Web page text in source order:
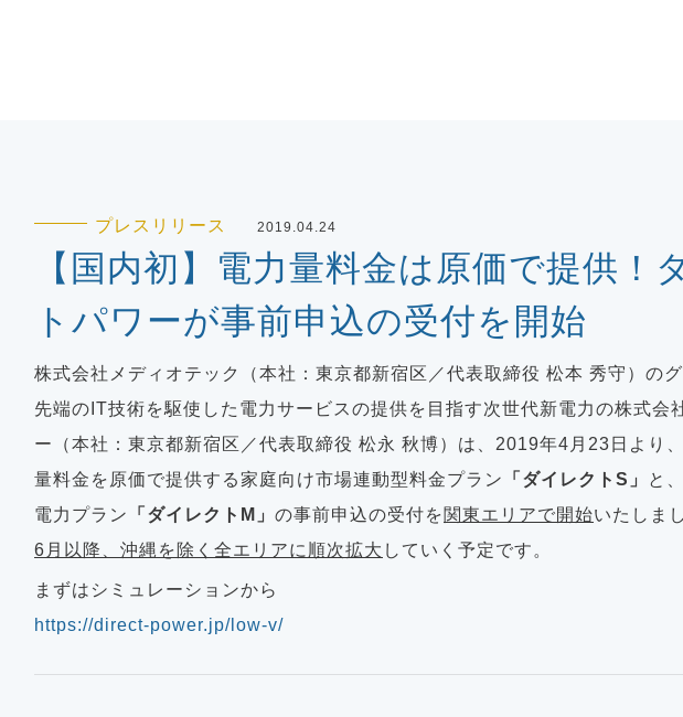
プレスリリース 2019.04.24
【国内初】電力量料金は原価で提供！
トパワーが事前申込の受付を開始
株式会社メディオテック（本社：東京都新宿区／代表取締役 松本 秀守）の
先端のIT技術を駆使した電力サービスの提供を目指す次世代新電力の株式会
ー（本社：東京都新宿区／代表取締役 松永 秋博）は、2019年4月23日より
量料金を原価で提供する家庭向け市場連動型料金プラン
「ダイレクトS」
と
電力プラン
「ダイレクトM」 の事前申込の受付を関東エリアで開始いたしま
6月以降、沖縄を除く全エリアに順次拡大 していく予定です。
まずはシミュレーションから
https://direct-power.jp/low-v/